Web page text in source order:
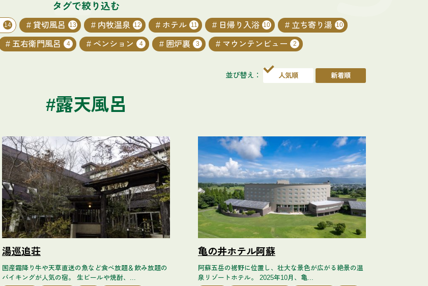
タグで絞り込む
14 貸切風呂 13 内牧温泉 12 ホテル 11 日帰り入浴 10 立ち寄り湯 10
五右衛門風呂 4 ペンション 4 囲炉裏 3 マウンテンビュー 2
並び替え：
#露天風呂
湯巡追荘
国産霜降り牛や天草直送の魚など食べ放題＆飲み放題の
バイキングが人気の宿。 生ビールや焼酎、...
亀の井ホテル阿蘇
阿蘇五岳の裾野に位置し、壮大な景色が広がる絶景の温
泉リゾートホテル。 2025年10月、亀...